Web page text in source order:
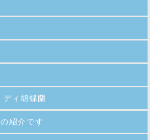
ディ胡蝶蘭
紹介です